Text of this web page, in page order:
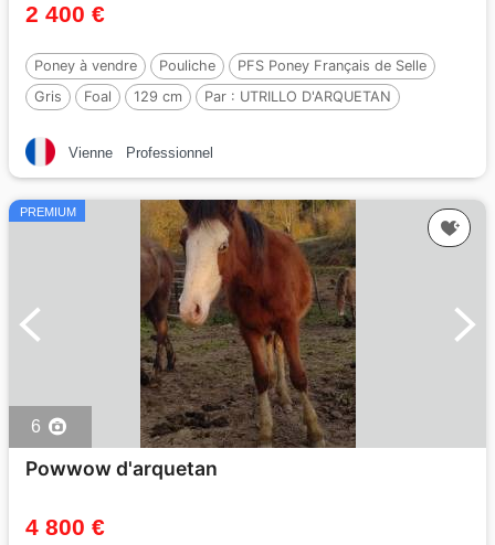
2 400 €
Poney à vendre Pouliche
PFS Poney Français de Selle
Gris
Foal 129 cm Par : UTRILLO D'ARQUETAN
Vienne Professionnel
PREMIUM
6
Powwow d'arquetan
4 800 €